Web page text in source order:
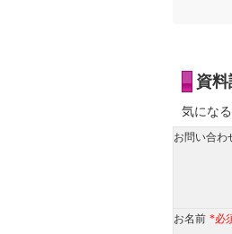
資
気にな
お問い合わ
お名前 *必